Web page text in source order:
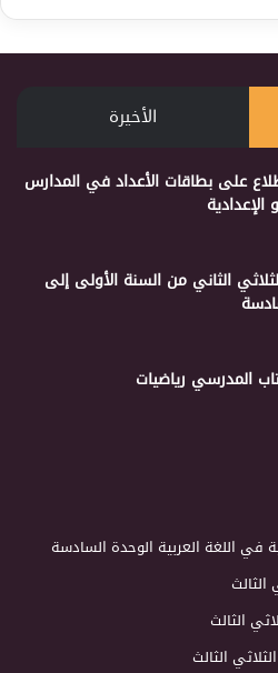
الأخيرة
على بطاقات الأعداد في المدارس
الإعدادية
الثاني من السنة الأولى إلى
المدرسي رياضيات
في اللغة العربية الوحدة السادسة
الثالث
الثالث
الثالث